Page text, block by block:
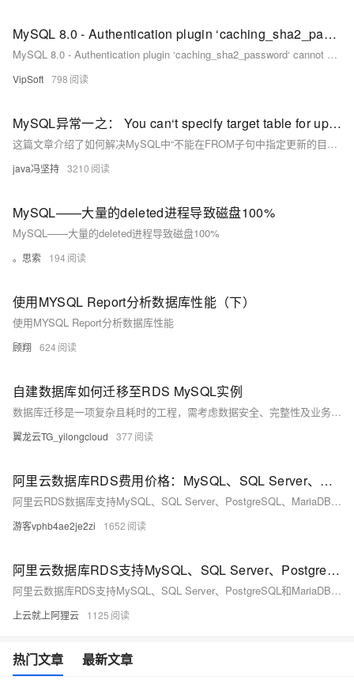
MySQL 8.0 - Authentication plugin ‘caching_sha2_password‘ cannot be loaded 原因及解决办法
MySQL 8.0 - Authentication plugin ‘caching_sha2_password‘ cannot be loaded 原因及解决办法
VipSoft 798
MySQL异常一之： You can‘t specify target table for update in FROM clause解决办法
这篇文章介绍了如何解决MySQL中“不能在FROM子句中指定更新的目标表”（You can't specify target table for update in FROM clause）的错误，提供了错误描述、需求说明、错误做法和正确的SQL写法。
java冯坚持 3210
MySQL——大量的deleted进程导致磁盘100%
MySQL——大量的deleted进程导致磁盘100%
。思索 194
使用MYSQL Report分析数据库性能（下）
使用MYSQL Report分析数据库性能
顾翔 624
自建数据库如何迁移至RDS MySQL实例
数据库迁移是一项复杂且耗时的工程，需考虑数据安全、完整性及业务中断影响。使用阿里云数据传输服务DTS，可快速、平滑完成迁移任务，将应用停机时间降至分钟级。您还可通过全量备份自建数据库并恢复至RDS MySQL实例，实现间接迁移上云。
翼龙云TG_yilongcloud 377
阿里云数据库RDS费用价格：MySQL、SQL Server、PostgreSQL和MariaDB引擎收费标准
阿里云RDS数据库支持MySQL、SQL Server、PostgreSQL、MariaDB，多种引擎优惠上线！MySQL倚天版88元/年，SQL Server 2核4G仅299元/年，PostgreSQL 227元/年起。高可用、可弹性伸缩，安全稳定。详情见官网活动页。
游客vphb4ae2je2zi 1652
阿里云数据库RDS支持MySQL、SQL Server、PostgreSQL和MariaDB引擎
阿里云数据库RDS支持MySQL、SQL Server、PostgreSQL和MariaDB引擎，提供高性价比、稳定安全的云数据库服务，适用于多种行业与业务场景。
上云就上阿狸云 1125
热门文章 最新文章